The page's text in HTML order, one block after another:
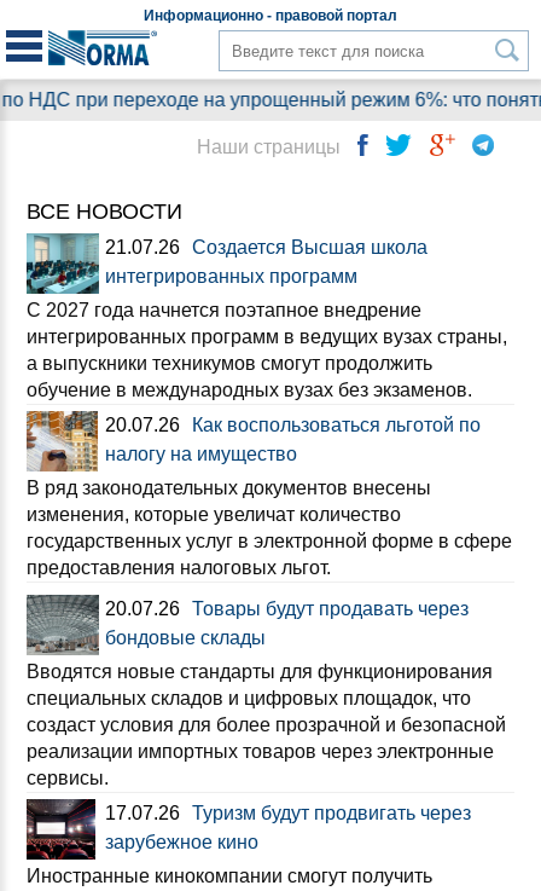
Информационно - правовой портал
переходе на упрощенный режим 6%: что понятно, а на
ВСЕ НОВОСТИ
21.07.26 Создается Высшая школа
интегрированных программ
С 2027 года начнется поэтапное внедрение
интегрированных программ в ведущих вузах страны,
а выпускники техникумов смогут продолжить
обучение в международных вузах без экзаменов.
20.07.26
Как воспользоваться льготой по
налогу на имущество
В ряд законодательных документов внесены
изменения, которые увеличат количество
государственных услуг в электронной форме в сфере
предоставления налоговых льгот.
20.07.26 Товары будут продавать через
бондовые склады
Вводятся новые стандарты для функционирования
специальных складов и цифровых площадок, что
создаст условия для более прозрачной и безопасной
реализации импортных товаров через электронные
сервисы.
17.07.26 Туризм будут продвигать через
зарубежное кино
Иностранные кинокомпании смогут получить
Наши страницы